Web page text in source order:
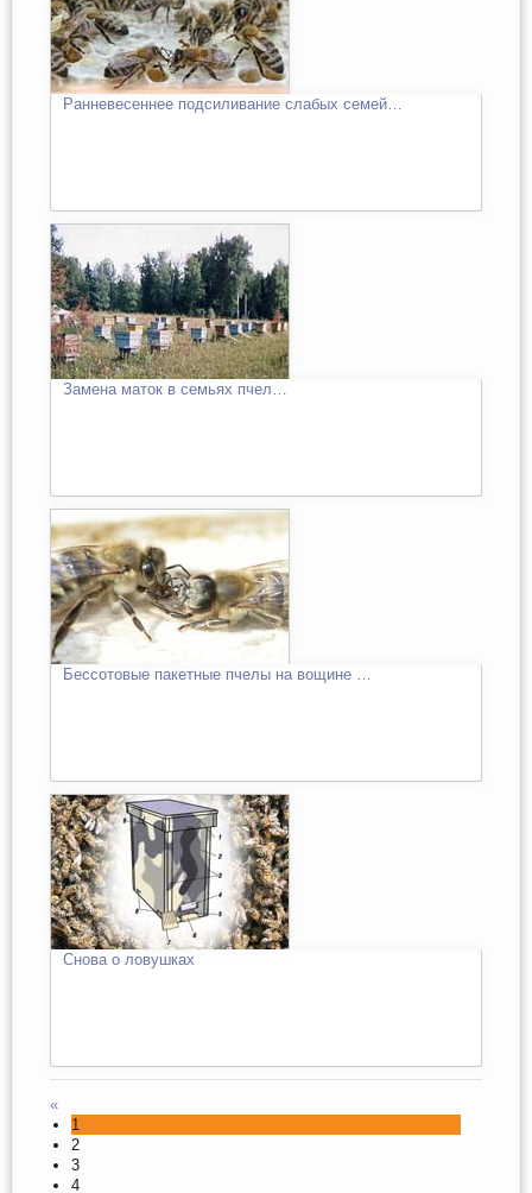
Ранневесеннее подсиливание слабых семей…
Замена маток в семьях пчел…
Бессотовые пaкетные пчелы на вощине …
Снова о ловушках
«
1
2
3
4